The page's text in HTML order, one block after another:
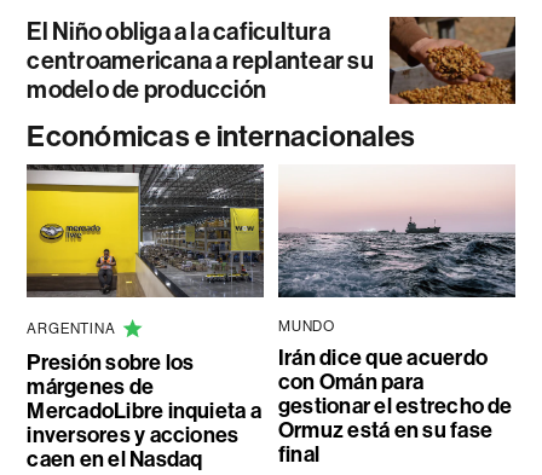
El Niño obliga a la caficultura
centroamericana a replantear su
modelo de producción
Económicas e internacionales
ARGENTINA
Presión sobre los
márgenes de
MercadoLibre inquieta a
inversores y acciones
caen en el Nasdaq
MUNDO
Irán dice que acuerdo
con Omán para
gestionar el estrecho de
Ormuz está en su fase
final